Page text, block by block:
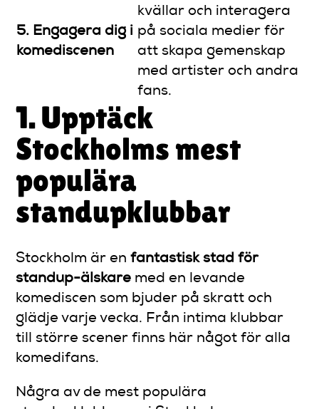
5. Engagera dig i
komediscenen
kvällar och interagera
på sociala medier för
att skapa gemenskap
med artister och andra
fans.
1. Upptäck
Stockholms mest
populära
standupklubbar
Stockholm är enfantastisk stad för
standup-älskare med en levande
komediscen som bjuder på skratt och
glädje varje vecka. Från intima klubbar
till större scener finns här något för alla
komedifans.
Några av de mest populära